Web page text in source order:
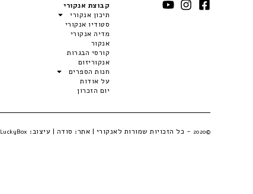
קבוצת אנקורי
תיכון אנקורי
סטודיו אנקורי
מדיה אנקורי
אנקור
קורסי הבגרות
אנקוריזום
חנות הספרים
על אודות
יום הזכרון
©2020 - כל הזכויות שמורות לאנקורי | אתר: סודה | עיצוב: LuckyBox. הצהרת פרטיות